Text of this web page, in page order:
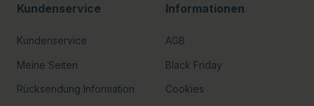
Kundenservice
Kundenservice
Meine Seiten
Rücksendung Information
Informationen
AGB
Black Friday
Cookies